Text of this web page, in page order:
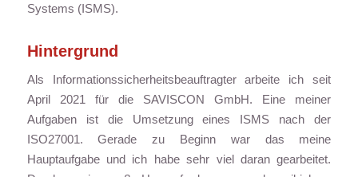
Systems (ISMS).
Hintergrund
Als Informationssicherheitsbeauftragter arbeite ich seit
April 2021 für die SAVISCON GmbH. Eine meiner
Aufgaben ist die Umsetzung eines ISMS nach der
ISO27001. Gerade zu Beginn war das meine
Hauptaufgabe und ich habe sehr viel daran gearbeitet.